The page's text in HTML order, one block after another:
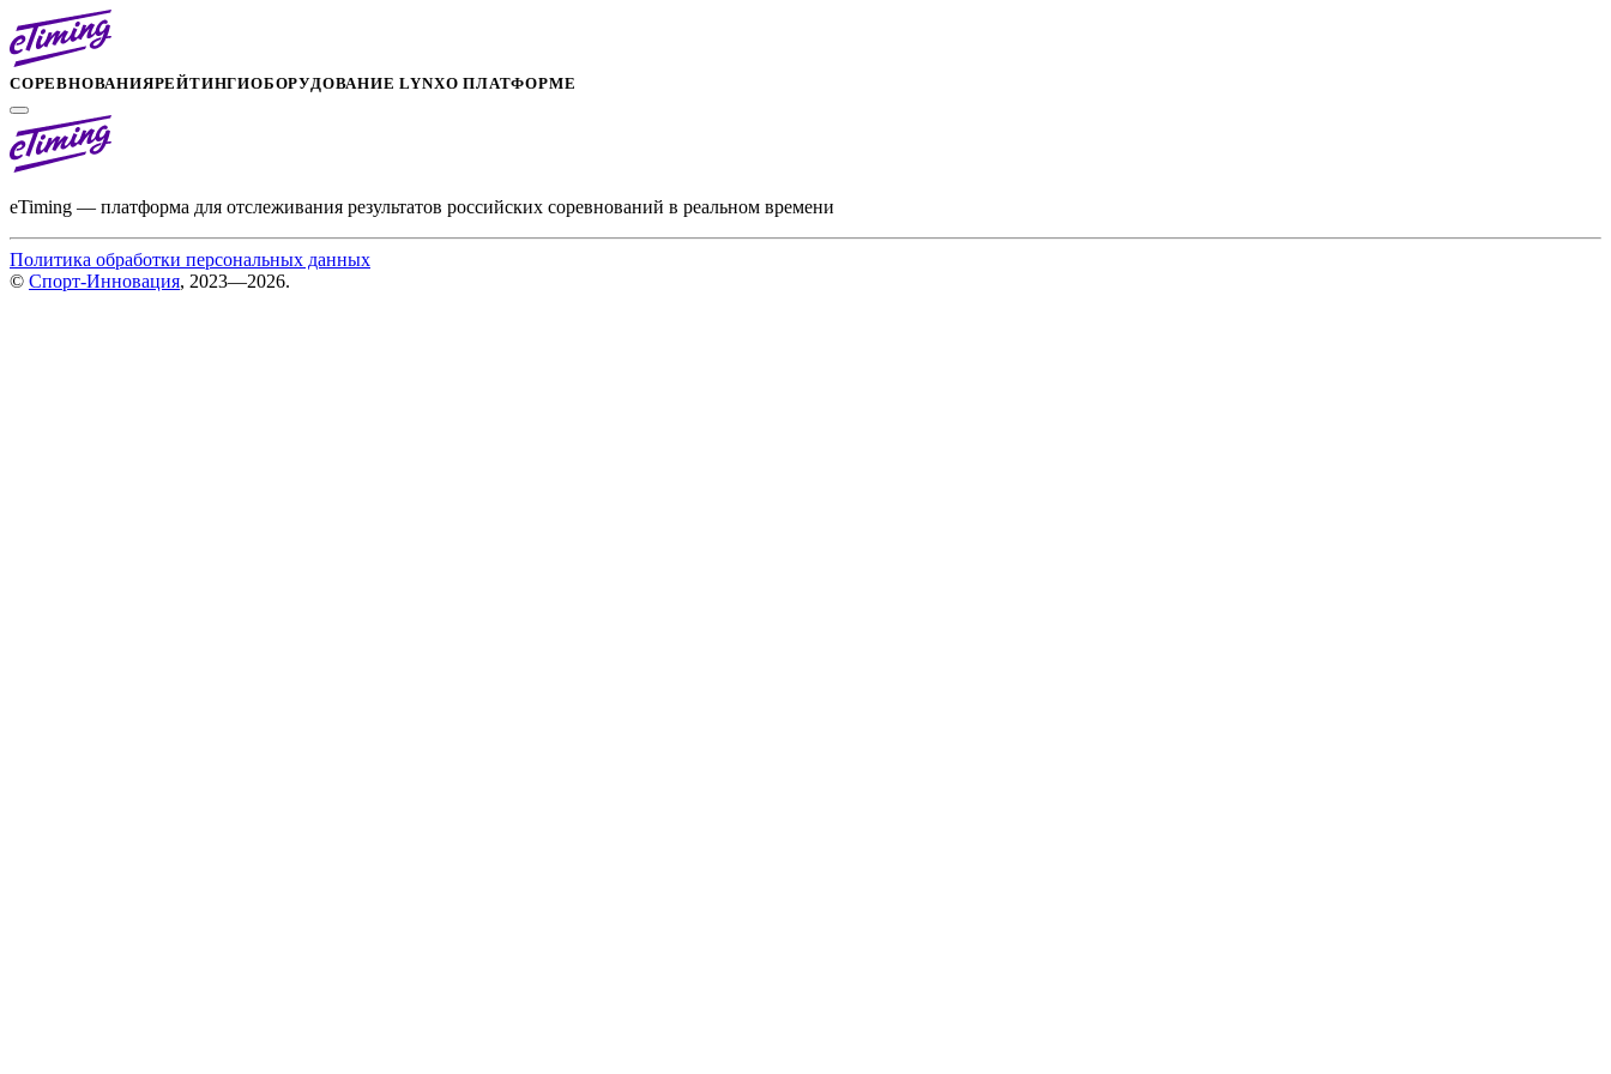
СОРЕВНОВАНИЯРЕЙТИНГИОБОРУДОВАНИЕ LYNXО ПЛАТФОРМЕ
eTiming — платформа для отслеживания результатов российских соревнований в реальном времени
Политика обработки персональных данных
© Спорт-Инновация, 2023—2026.